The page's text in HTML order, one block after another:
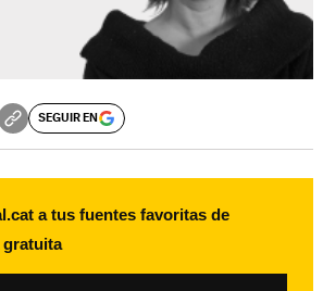
SEGUIR EN
a tus fuentes favoritas de
gratuita